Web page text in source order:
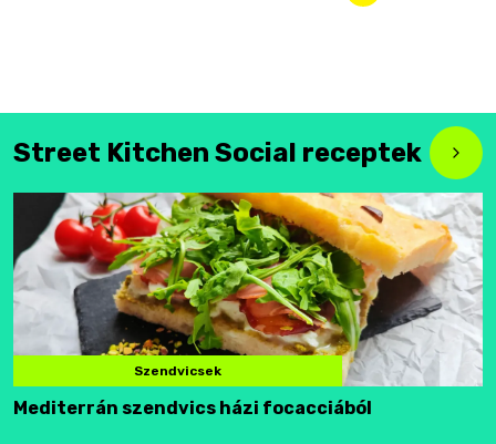
Street Kitchen Social receptek
Szendvicsek
Mediterrán szendvics házi focacciából